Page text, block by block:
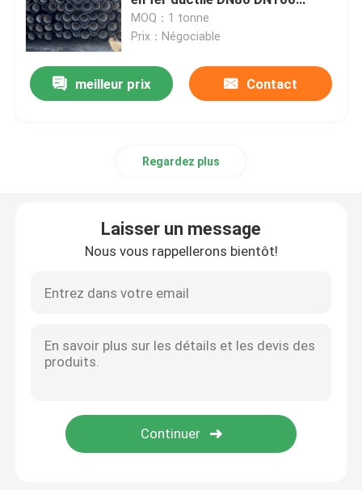
Tuyau rond de solides solubles
Tuyau de solides solubles 304
bobine d'acier inoxydable
Feuillard d'acier inoxydable
Bande d'acier inoxydable
Cornière d'acier inoxydable
DN800 Pour système de
drainage
MOQ：1 tonne
Prix：Négociable
meilleur prix Contact
Regardez plus
Laisser un message
Nous vous rappellerons bientôt!